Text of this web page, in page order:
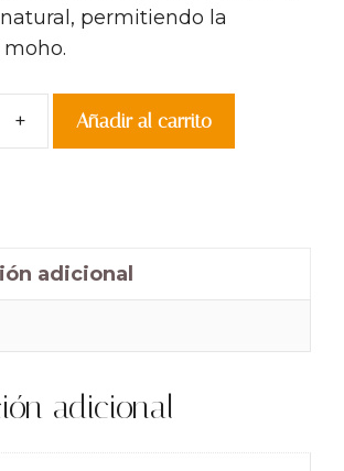
permitiendo la
Queso
+ Añadir al carrito
adicional
adicional